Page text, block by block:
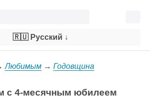
🇷🇺 Русский ↓
Любимым → Годовщина
с 4-месячным юбилеем